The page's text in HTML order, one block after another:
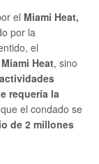
el Miami Heat,
por la
el
Miami Heat, sino
requería la
el condado se
de 2 millones